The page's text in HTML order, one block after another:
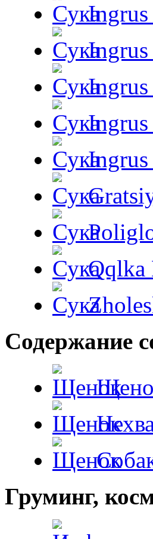
Ingrus
Ingrus
Ingrus
Ingrus
Ingrus
Qqlka
Содержание
Груминг,